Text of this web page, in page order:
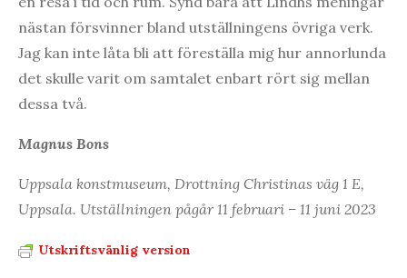
nästan försvinner bland utställningens övriga verk.
Jag kan inte låta bli att föreställa mig hur annorlunda
det skulle varit om samtalet enbart rört sig mellan
dessa två.
Magnus Bons
Uppsala konstmuseum, Drottning Christinas väg 1 E,
Uppsala. Utställningen pågår 11 februari – 11 juni 2023
Utskriftsvänlig version